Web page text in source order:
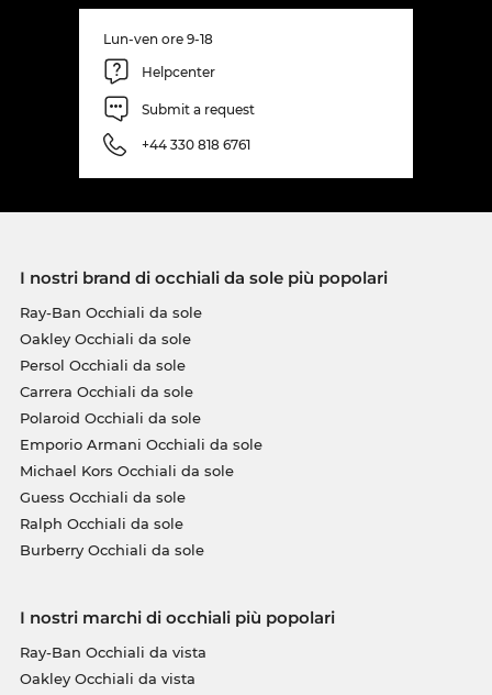
Lun-ven ore 9-18
Helpcenter
Submit a request
+44 330 818 6761
I nostri brand di occhiali da sole più popolari
Ray-Ban Occhiali da sole
Oakley Occhiali da sole
Persol Occhiali da sole
Carrera Occhiali da sole
Polaroid Occhiali da sole
Emporio Armani Occhiali da sole
Michael Kors Occhiali da sole
Guess Occhiali da sole
Ralph Occhiali da sole
Burberry Occhiali da sole
I nostri marchi di occhiali più popolari
Ray-Ban Occhiali da vista
Oakley Occhiali da vista